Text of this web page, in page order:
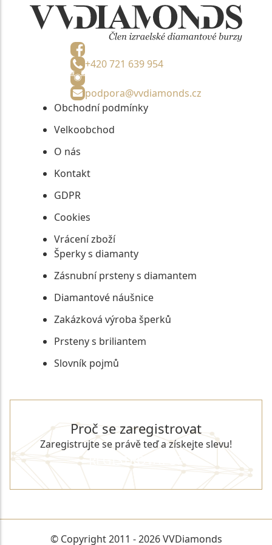
+420 721 639 954
podpora@vvdiamonds.cz
Obchodní podmínky
Velkoobchod
O nás
Kontakt
GDPR
Cookies
Vrácení zboží
Šperky s diamanty
Zásnubní prsteny s diamantem
Diamantové náušnice
Zakázková výroba šperků
Prsteny s briliantem
Slovník pojmů
Proč se zaregistrovat
Zaregistrujte se právě teď a získejte slevu!
REGISTROVAT SE
© Copyright 2011 - 2026 VVDiamonds